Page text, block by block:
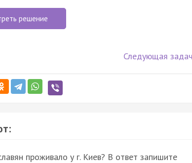
решение
Следующая
проживало у г. Киев? В ответ запишите